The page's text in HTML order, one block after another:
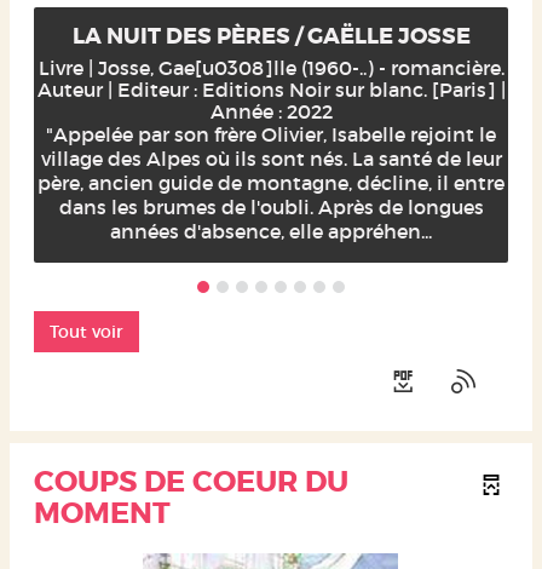
LA NUIT DES PÈRES / GAËLLE JOSSE
Livre | Josse, Gae[u0308]lle (1960-..) - romancière.
Auteur | Editeur : Editions Noir sur blanc. [Paris] |
Année : 2022
"Appelée par son frère Olivier, Isabelle rejoint le
village des Alpes où ils sont nés. La santé de leur
père, ancien guide de montagne, décline, il entre
dans les brumes de l'oubli. Après de longues
années d'absence, elle appréhen...
Tout voir
COUPS DE COEUR DU
MOMENT